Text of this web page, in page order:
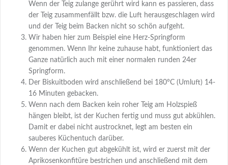
Wenn der Teig zulange gerührt wird kann es passieren, dass
der Teig zusammenfällt bzw. die Luft herausgeschlagen wird
und der Teig beim Backen nicht so schön aufgeht.
Wir haben hier zum Beispiel eine Herz-Springform
genommen. Wenn Ihr keine zuhause habt, funktioniert das
Ganze natürlich auch mit einer normalen runden 24er
Springform.
Der Biskuitboden wird anschließend bei 180°C (Umluft) 14-
16 Minuten gebacken.
Wenn nach dem Backen kein roher Teig am Holzspieß
hängen bleibt, ist der Kuchen fertig und muss gut abkühlen.
Damit er dabei nicht austrocknet, legt am besten ein
sauberes Küchentuch darüber.
Wenn der Kuchen gut abgekühlt ist, wird er zuerst mit der
Aprikosenkonfitüre bestrichen und anschließend mit dem